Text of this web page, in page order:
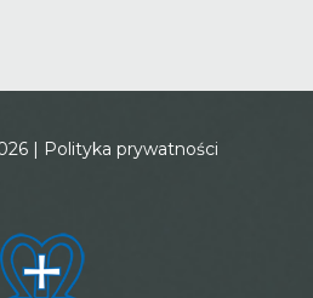
Polityka prywatności